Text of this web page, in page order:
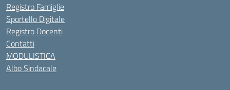
Registro Famiglie
Sportello Digitale
Registro Docenti
Contatti
MODULISTICA
Albo Sindacale